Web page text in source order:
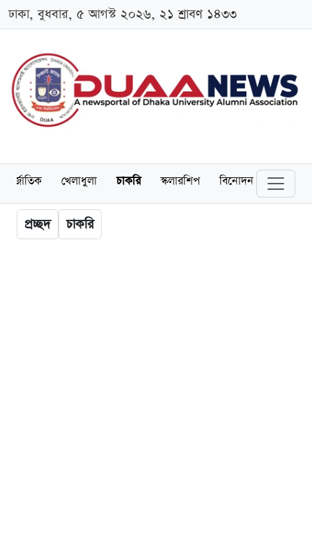
ঢাকা, বুধবার, ৫ আগস্ট ২০২৬, ২১ শ্রাবণ ১৪৩৩
খেলাধুলা চাকরি স্কলারশিপ বিনোদন ভিডিও
প্রচ্ছদ চাকরি